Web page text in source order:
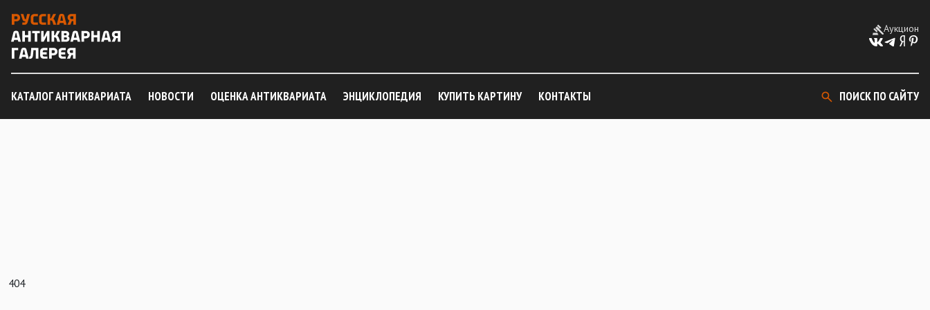
Аукцион
КАТАЛОГ АНТИКВАРИАТА НОВОСТИ ОЦЕНКА АНТИКВАРИАТА ЭНЦИКЛОПЕДИЯ КУПИТЬ КАРТИНУ КОНТАКТЫ ПОИСК ПО САЙТУ
404